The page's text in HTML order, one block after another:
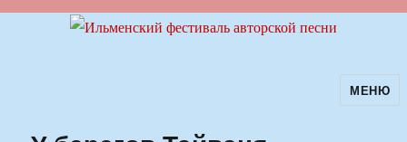
Ильменский фестиваль авторской
песни
МЕНЮ